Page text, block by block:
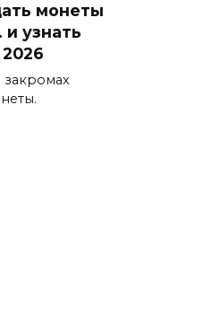
монеты
и узнать